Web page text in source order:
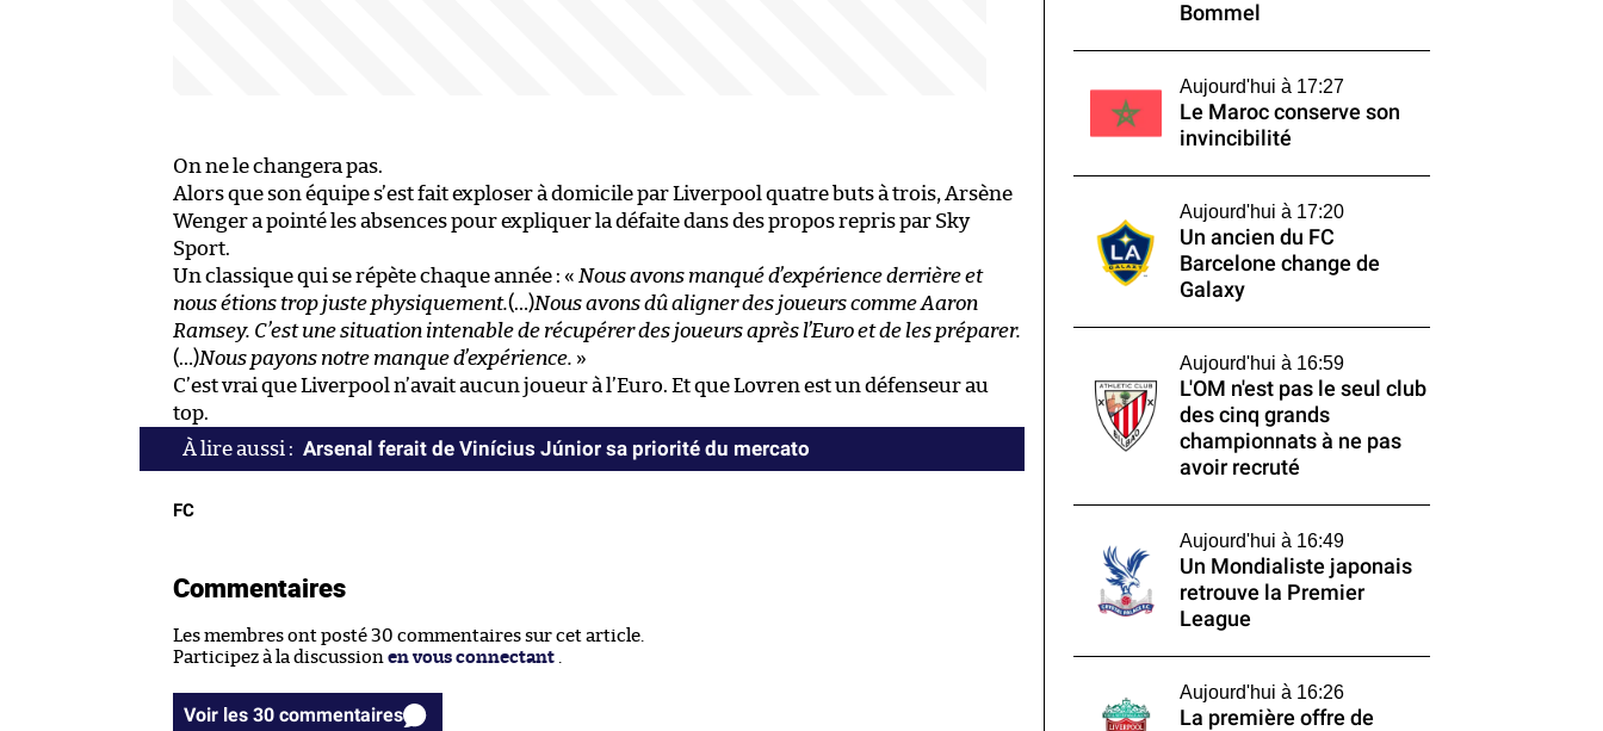
On ne le changera pas.
Alors que son équipe s’est fait exploser à domicile par Liverpool quatre buts à trois, Arsène
Wenger a pointé les absences pour expliquer la défaite dans des propos repris par Sky
Sport.
Un classique qui se répète chaque année : « Nous avons manqué d’expérience derrière et
nous étions trop juste physiquement.(…)Nous avons dû aligner des joueurs comme Aaron
Ramsey. C’est une situation intenable de récupérer des joueurs après l’Euro et de les préparer.
(…)Nous payons notre manque d’expérience. »
C’est vrai que Liverpool n’avait aucun joueur à l’Euro. Et que Lovren est un défenseur au
top.
Arsenal ferait de Vinícius Júnior sa priorité du mercato
FC
Commentaires
Les membres ont posté 30 commentaires sur cet article.
Participez à la discussion en vous connectant
Voir les 30 commentaires
Bommel
Aujourd'hui à 17:27
Le Maroc conserve son
invincibilité
Aujourd'hui à 17:20
Un ancien du FC
Barcelone change de
Galaxy
Aujourd'hui à 16:59
L'OM n'est pas le seul club
des cinq grands
championnats à ne pas
avoir recruté
Aujourd'hui à 16:49
Un Mondialiste japonais
retrouve la Premier
League
Aujourd'hui à 16:26
La première offre de